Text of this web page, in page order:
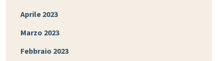
Aprile 2023
Marzo 2023
Febbraio 2023